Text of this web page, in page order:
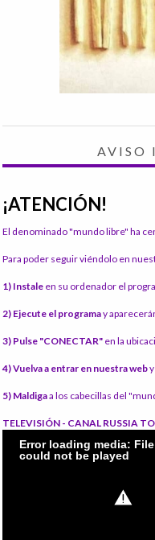
AVISO
¡ATENCIÓN!
El denominado "mundo libre" ha
Para poder seguir viéndolo en
1) Instale en su ordenador el
2) Ejecute el programay
3) Pulse "CONECTAR" en la
4) Vuelva a entrar en nuestra web
5) Maldigaa los cabecillas del
TELEVISIÓN - CANAL RUSSIA